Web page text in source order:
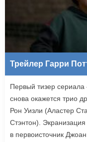
Трейлер Гарри
Первый тизер
снова окажется трио
Рон Уизли (Аластер
Стэнтон).
в первоисточник